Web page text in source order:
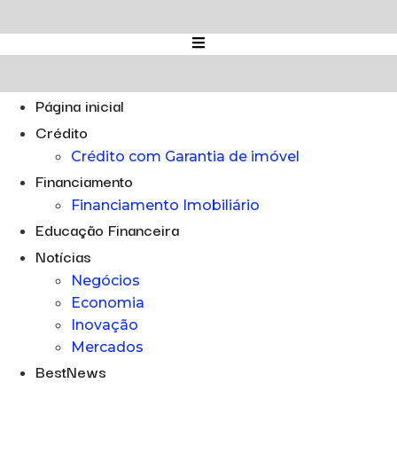
para
o
Página inicial
Crédito
Crédito com Garantia de imóvel
Financiamento
Financiamento Imobiliário
Educação Financeira
Notícias
Negócios
Economia
Inovação
Mercados
BestNews